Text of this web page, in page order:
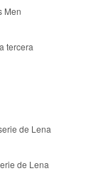
Men
tercera
de Lena
de Lena